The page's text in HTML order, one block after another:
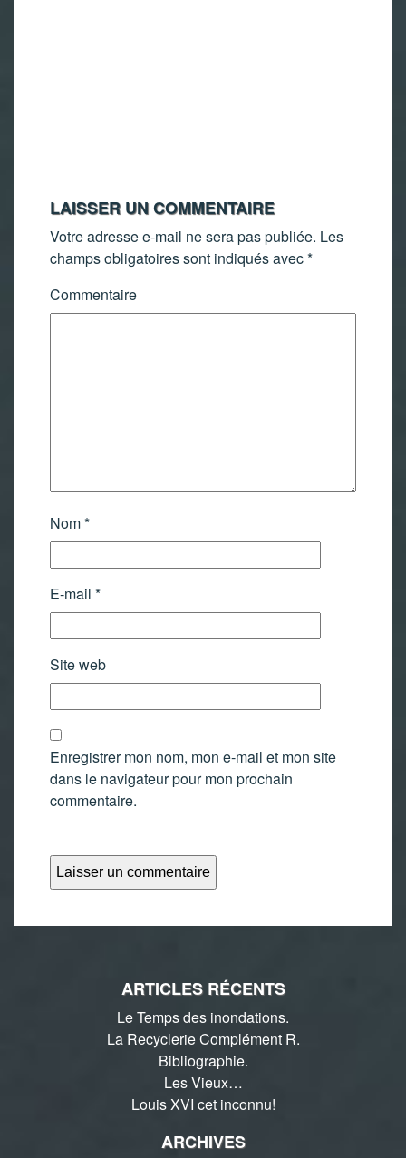
LAISSER UN COMMENTAIRE
Votre adresse e-mail ne sera pas publiée. Les
champs obligatoires sont indiqués avec*
Commentaire
Nom*
E-mail *
Site web
Enregistrer mon nom, mon e-mail et mon site
dans le navigateur pour mon prochain
commentaire.
ARTICLES RÉCENTS
Le Temps des inondations.
La Recyclerie Complément R.
Bibliographie.
Les Vieux…
Louis XVI cet inconnu!
ARCHIVES